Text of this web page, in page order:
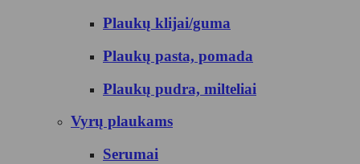
Plaukų klijai/guma
Plaukų pasta, pomada
Plaukų pudra, milteliai
Vyrų plaukams
Serumai